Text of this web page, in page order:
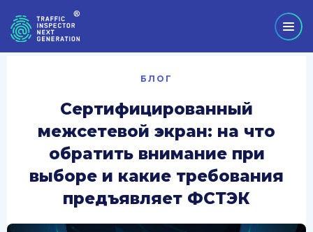
БЛОГ
Сертифицированный
межсетевой экран: на что
обратить внимание при
выборе и какие требования
предъявляет ФСТЭК